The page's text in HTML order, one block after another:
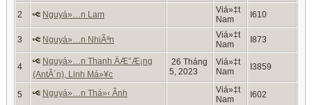
2 Nguyá»…n Lam
Viá»‡t
Nam
I610
3 Nguyá»…n NhiÃªn
Viá»‡t
Nam
I873
4
Nguyá»…n Thanh ÄÆ°Æ¡ng
(AntÃ´n), Linh Má»¥c
26 Tháng
5, 2023
Viá»‡t
Nam
I3859
5 Nguyá»…n Thá»‹ Ãnh
Viá»‡t
Nam
I602